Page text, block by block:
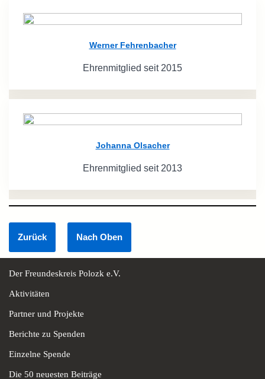
Werner Fehrenbacher
Ehrenmitglied seit 2015
Johanna Olsacher
Ehrenmitglied seit 2013
Der Freundeskreis Polozk e.V.
Aktivitäten
Partner und Projekte
Berichte zu Spenden
Einzelne Spende
Die 50 neuesten Beiträge